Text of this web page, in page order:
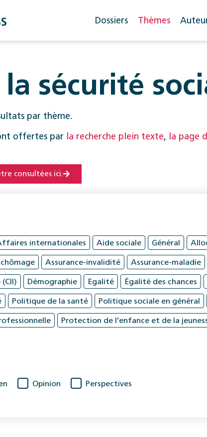
Dossiers Thèmes
sécurité
par thème.
offertes par la recherche plein texte, la page
consultées ici.
internationales Aide sociale Général
Assurance-invalidité Assurance-maladie
Démographie Egalité Égalité des chances
Politique de la santé Politique sociale en général
Protection de l’enfance et de la
Opinion
Perspectives